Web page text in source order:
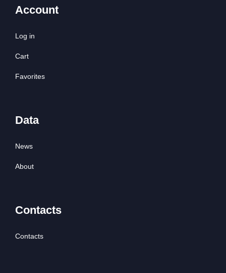
Account
Log in
Cart
Favorites
Data
News
About
Contacts
Contacts